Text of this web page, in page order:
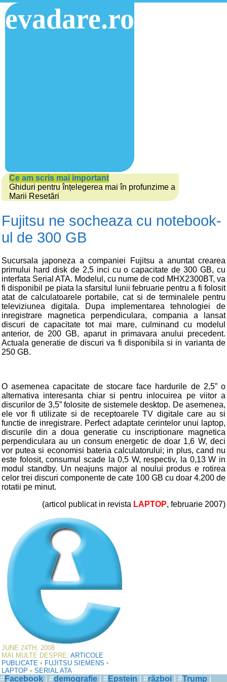
evadare.ro
Ce am scris mai important
Ghiduri pentru înțelegerea mai în profunzime a
Marii Resetări
Fujitsu ne socheaza cu notebook-
ul de 300 GB
Sucursala japoneza a companiei Fujitsu a anuntat crearea
primului hard disk de 2,5 inci cu o capacitate de 300 GB, cu
interfata Serial ATA. Modelul, cu nume de cod MHX2300BT, va
fi disponibil pe piata la sfarsitul lunii februarie pentru a fi folosit
atat de calculatoarele portabile, cat si de terminalele pentru
televiziunea digitala. Dupa implementarea tehnologiei de
inregistrare magnetica perpendiculara, compania a lansat
discuri de capacitate tot mai mare, culminand cu modelul
anterior, de 200 GB, aparut in primavara anului precedent.
Actuala generatie de discuri va fi disponibila si in varianta de
250 GB.
O asemenea capacitate de stocare face hardurile de 2,5” o
alternativa interesanta chiar si pentru inlocuirea pe viitor a
discurilor de 3,5” folosite de sistemele desktop. De asemenea,
ele vor fi utilizate si de receptoarele TV digitale care au si
functie de inregistrare. Perfect adaptate cerintelor unui laptop,
discurile din a doua generatie cu inscriptionare magnetica
perpendiculara au un consum energetic de doar 1,6 W, deci
vor putea si economisi bateria calculatorului; in plus, cand nu
este folosit, consumul scade la 0,5 W, respectiv, la 0,13 W in
modul standby. Un neajuns major al noului produs e rotirea
celor trei discuri componente de cate 100 GB cu doar 4.200 de
rotatii pe minut.
(articol publicat in revista LAPTOP, februarie 2007)
JUNE 24TH, 2008
MAI MULTE DESPRE: ARTICOLE
PUBLICATE • FUJITSU SIEMENS •
LAPTOP • SERIAL ATA
#Facebook | #demografie | #Epstein | #război | #Trump